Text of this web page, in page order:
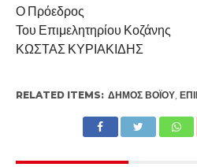
Ο Πρόεδρος
Του Επιμελητηρίου Κοζάνης
ΚΩΣΤΑΣ ΚΥΡΙΑΚΙΔΗΣ
RELATED ITEMS: ΔΉΜΟΣ ΒΟΪ́ΟΥ,